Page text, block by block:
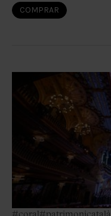
COMPRAR